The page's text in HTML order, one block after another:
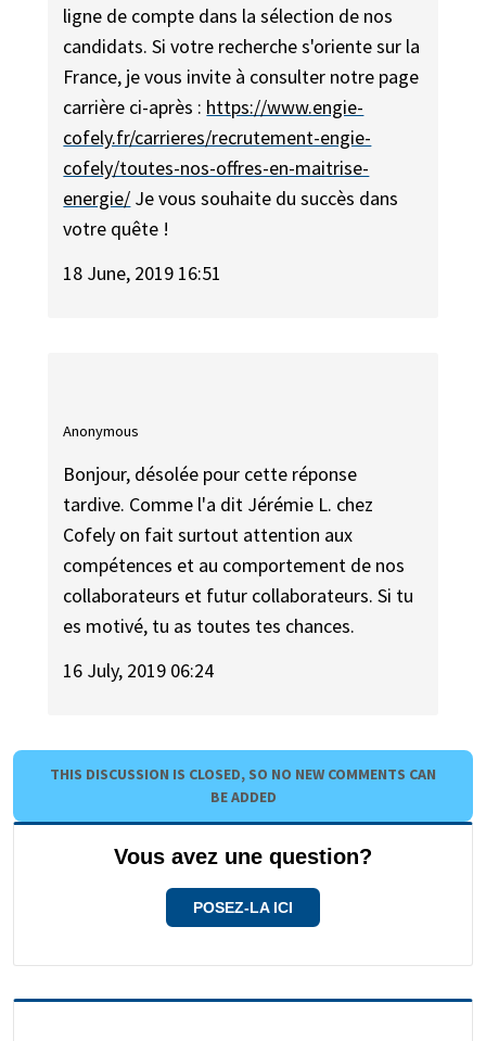
ligne de compte dans la sélection de nos
candidats. Si votre recherche s'oriente sur la
France, je vous invite à consulter notre page
carrière ci-après : https://www.engie-
cofely.fr/carrieres/recrutement-engie-
cofely/toutes-nos-offres-en-maitrise-
energie/ Je vous souhaite du succès dans
votre quête !
18 June, 2019 16:51
Anonymous
Bonjour, désolée pour cette réponse
tardive. Comme l'a dit Jérémie L. chez
Cofely on fait surtout attention aux
compétences et au comportement de nos
collaborateurs et futur collaborateurs. Si tu
es motivé, tu as toutes tes chances.
16 July, 2019 06:24
THIS DISCUSSION IS CLOSED, SO NO NEW COMMENTS CAN
BE ADDED
Vous avez une question?
POSEZ-LA ICI